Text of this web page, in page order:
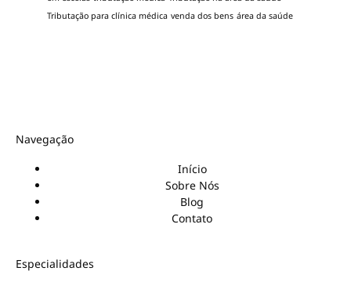
Tributação para clínica médica venda dos bens área da saúde
Navegação
Início
Sobre Nós
Blog
Contato
Especialidades